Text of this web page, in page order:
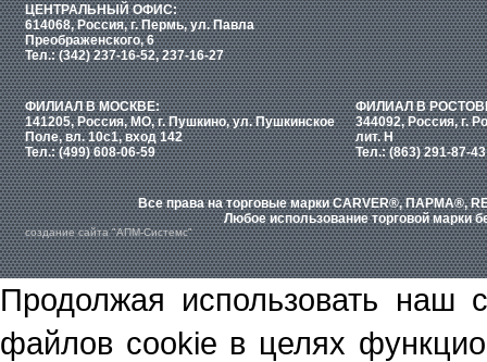
ЦЕНТРАЛЬНЫЙ ОФИС:
614068, Россия, г. Пермь, ул. Павла
Преображенского, 6
Тел.: (342) 237-16-52, 237-16-27
ФИЛИАЛ В МОСКВЕ:
141205, Россия, МО, г. Пушкино, ул. Пушкинское
Поле, вл. 10с1, вход 142
Тел.: (499) 608-06-59
ФИЛИАЛ В
344092, Россия, г.
лит. Н
Тел.: (863) 291-87-43
Все права на торговые марки CARVER®, ПАРМА®,
Любое использование торговой марки
создание сайта "АПМ-Системс"
Продолжая использовать наш
файлов cookie в целях